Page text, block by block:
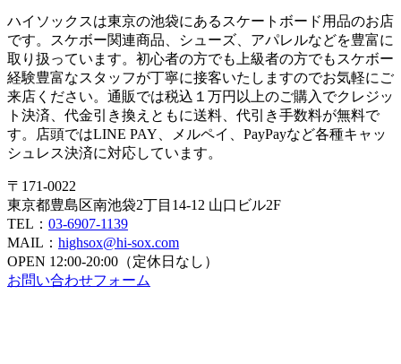
ハイソックスは東京の池袋にあるスケートボード用品のお店
です。スケボー関連商品、シューズ、アパレルなどを豊富に
取り扱っています。初心者の方でも上級者の方でもスケボー
経験豊富なスタッフが丁寧に接客いたしますのでお気軽にご
来店ください。通販では税込１万円以上のご購入でクレジッ
ト決済、代金引き換えともに送料、代引き手数料が無料で
す。店頭ではLINE PAY、メルペイ、PayPayなど各種キャッ
シュレス決済に対応しています。
〒171-0022
東京都豊島区南池袋2丁目14-12 山口ビル2F
TEL： 03-6907-1139
MAIL： highsox@hi-sox.com
OPEN 12:00-20:00（定休日なし）
お問い合わせフォーム